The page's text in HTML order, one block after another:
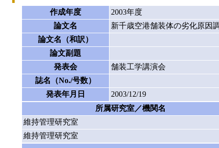
作成年度
2003年度
論文名
新千歳空港舗装体の劣化原因
論文名（和訳）
論文副題
発表会
舗装工学講演会
誌名（No./号数）
発表年月日
2003/12/19
所属研究室／機関名
維持管理研究室
維持管理研究室